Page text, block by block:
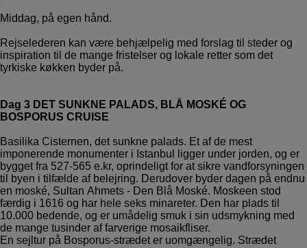
Middag, på egen hånd.
Rejselederen kan være behjælpelig med forslag til steder og
inspiration til de mange fristelser og lokale retter som det
tyrkiske køkken byder på.
Dag 3 DET SUNKNE PALADS, BLÅ MOSKÉ OG
BOSPORUS CRUISE
Basilika Cisternen, det sunkne palads. Et af de mest
imponerende monumenter i Istanbul ligger under jorden, og er
bygget fra 527-565 e.kr, oprindeligt for at sikre vandforsyningen
til byen i tilfælde af belejring. Derudover byder dagen på endnu
en moské, Sultan Ahmets - Den Blå Moské. Moskeen stod
færdig i 1616 og har hele seks minareter. Den har plads til
10.000 bedende, og er umådelig smuk i sin udsmykning med
de mange tusinder af farverige mosaikfliser.
En sejltur på Bosporus-strædet er uomgængelig. Strædet